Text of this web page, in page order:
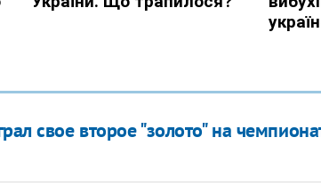
свое второе "золото" на